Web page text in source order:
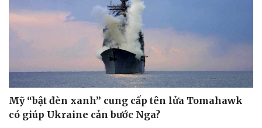
Mỹ “bật đèn xanh” cung cấp tên lửa Tomahawk
có giúp Ukraine cản bước Nga?